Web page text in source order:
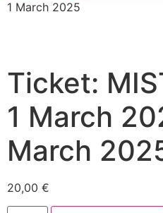
1 March 2025
Ticket:
1 March
March
20,00 €